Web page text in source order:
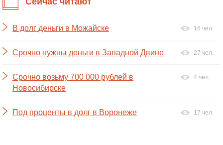
В долг деньги в Можайске 16 чел.
Срочно нужны деньги в Западной Двине 27 чел.
Срочно возьму 700 000 рублей в
Новосибирске
4 чел.
Под проценты в долг в Воронеже 17 чел.